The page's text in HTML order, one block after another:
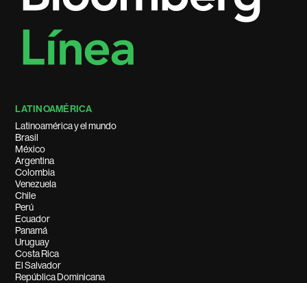
LATINOAMÉRICA
Latinoamérica y el mundo
Brasil
México
Argentina
Colombia
Venezuela
Chile
Perú
Ecuador
Panamá
Uruguay
Costa Rica
El Salvador
República Dominicana